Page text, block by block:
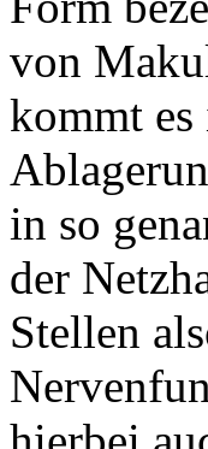
von
kommt
in so
der
Stellen